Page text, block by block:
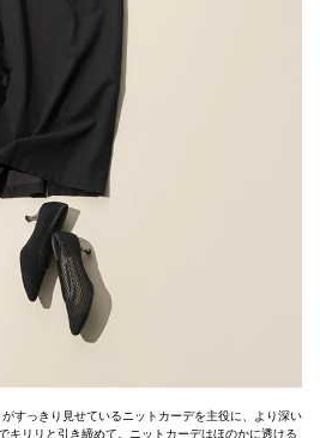
すっきり見せているニットカーデを主役に、より深い
キリリと引き締めて。ニットカーデはほのかに透ける